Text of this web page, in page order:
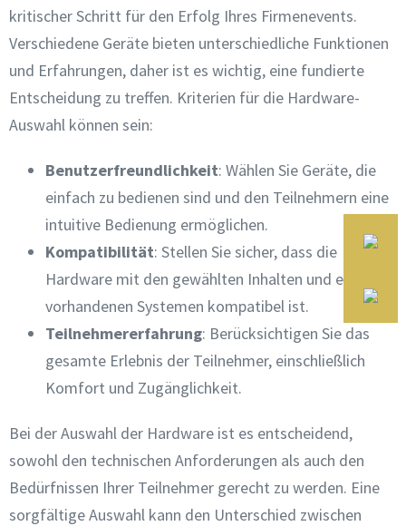
kritischer Schritt für den Erfolg Ihres Firmenevents.
Verschiedene Geräte bieten unterschiedliche Funktionen
und Erfahrungen, daher ist es wichtig, eine fundierte
Entscheidung zu treffen. Kriterien für die Hardware-
Auswahl können sein:
Benutzerfreundlichkeit: Wählen Sie Geräte, die
einfach zu bedienen sind und den Teilnehmern eine
intuitive Bedienung ermöglichen.
Kompatibilität: Stellen Sie sicher, dass die
Hardware mit den gewählten Inhalten und eventuell
vorhandenen Systemen kompatibel ist.
Teilnehmererfahrung: Berücksichtigen Sie das
gesamte Erlebnis der Teilnehmer, einschließlich
Komfort und Zugänglichkeit.
Bei der Auswahl der Hardware ist es entscheidend,
sowohl den technischen Anforderungen als auch den
Bedürfnissen Ihrer Teilnehmer gerecht zu werden. Eine
sorgfältige Auswahl kann den Unterschied zwischen